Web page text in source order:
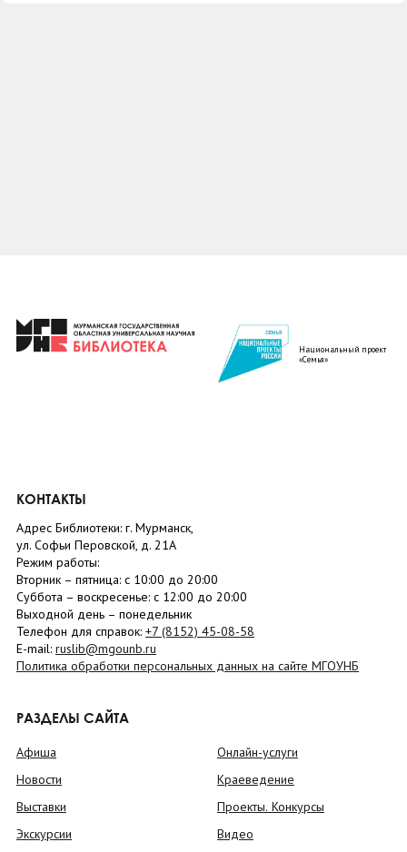
Национальный проект
«Семья»
КОНТАКТЫ
Адрес Библиотеки: г. Мурманск,
ул. Софьи Перовской, д. 21А
Режим работы:
Вторник – пятница: с 10:00 до 20:00
Суббота – воскресенье: c 12:00 до 20:00
Выходной день – понедельник
Телефон для справок: +7 (8152) 45-08-58
E-mail: ruslib@mgounb.ru
Политика обработки персональных данных на сайте МГОУНБ
РАЗДЕЛЫ САЙТА
Афиша
Новости
Выставки
Экскурсии
Онлайн-услуги
Краеведение
Проекты. Конкурсы
Видео